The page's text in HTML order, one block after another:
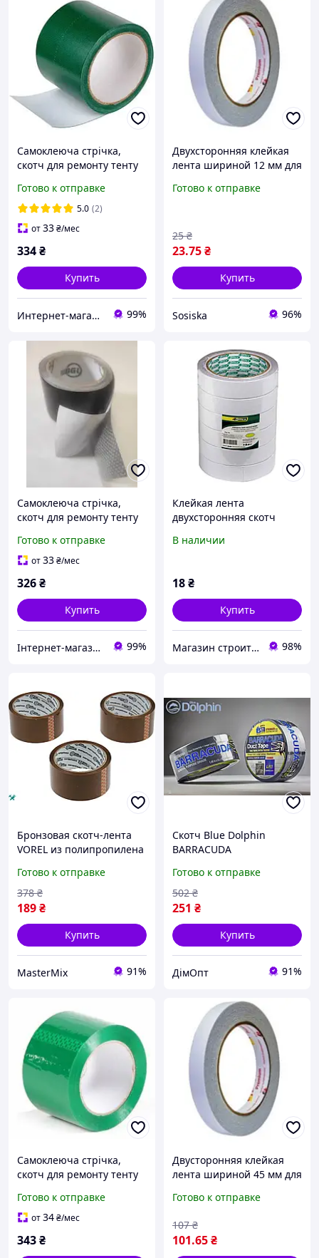
Самоклеюча стрічка,
скотч для ремонту тенту
колір зелений
Готово к отправке
5.0 (2)
от33₴/мес
334₴
Купить
Интернет-магазин "VTRENDI" 99%
Двухсторонняя клейкая
лента шириной 12 мм для
Готово к отправке
23.75₴
25 ₴
Купить
Sosiska 96%
Самоклеюча стрічка,
скотч для ремонту тенту
колір сірий
Готово к отправке
от33₴/мес
326₴
Купить
Інтернет-магазин " Фікус " 99%
Клейкая лента
двухсторонняя скотч
и монтажа офисная
В наличии
18₴
Купить
Магазин строительных материалов "СТРОИМ ВМЕСТЕ" 98%
Бронзовая скотч-лента
VOREL из полипропилена
рулона для надежной
фиксации
Готово к отправке
189₴
378 ₴
Купить
MasterMix 91%
Скотч Blue Dolphin
BARRACUDA
50м серого цвета для
надежной упаковки
Готово к отправке
251 ₴
502 ₴
Купить
ДімОпт 91%
Самоклеюча стрічка,
скотч для ремонту тенту
колір зелений
Готово к отправке
от34₴/мес
343₴
Двусторонняя клейкая
лента шириной 45 мм для
Готово к отправке
101.65₴
107 ₴